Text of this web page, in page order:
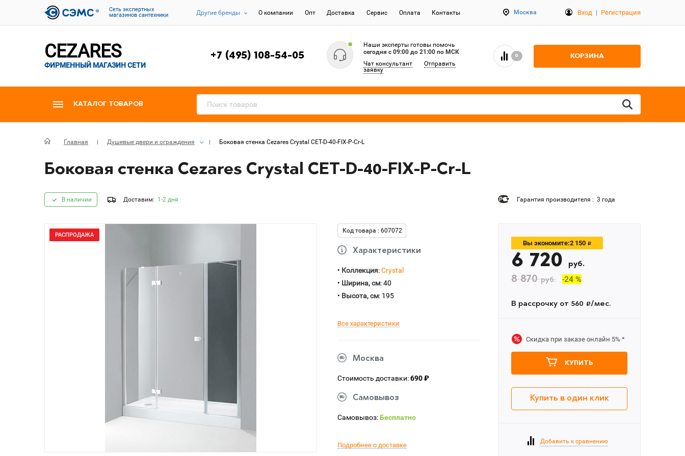
Cеть экспертных
магазинов сантехники
Другие бренды О компании Опт Доставка Сервис Оплата Контакты Москва Вход | Регистрация
CEZARES
ФИРМЕННЫЙ МАГАЗИН СЕТИ
+7 (495) 108-54-05
Наши эксперты готовы помочь
сегодня c 09:00 до 21:00 по МСК
Чат консультант
Отправить
заявку
0 КОРЗИНА
КАТАЛОГ ТОВАРОВ
Главная Душевые двери и ограждения Боковая стенка Cezares Crystal CET-D-40-FIX-P-Cr-L
Боковая стенка Cezares Crystal CET-D-40-FIX-P-Cr-L
В наличии Доставим: 1-2 дня Гарантия производителя : 3 года
РАСПРОДАЖА
Код товара : 607072
Характеристики
• Коллекция:Crystal
• Ширина, см: 40
• Высота, см: 195
Все характеристики
Москва
Стоимость доставки:690 ₽
Самовывоз
Самовывоз:Бесплатно
Подробнее о доставке
Вы экономите:2 150 c
6 720 руб.
8 870руб. -24 %
В рассрочку от 560 c/мес.
Скидка при заказе онлайн 5% *
КУПИТЬ
Купить в один клик
Добавить к сравнению